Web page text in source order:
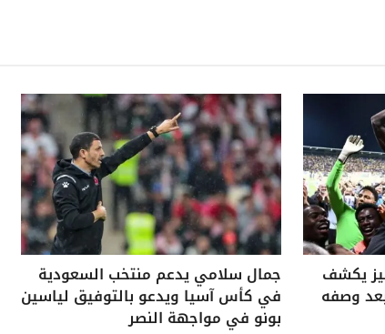
يكشف
وصفه
جمال سلامي يدعم منتخب السعودية
في كأس آسيا ويدعو بالتوفيق لياسين
بونو في مواجهة النصر